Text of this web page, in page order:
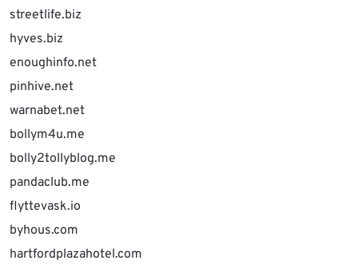
streetlife.biz
hyves.biz
enoughinfo.net
pinhive.net
warnabet.net
bollym4u.me
bolly2tollyblog.me
pandaclub.me
flyttevask.io
byhous.com
hartfordplazahotel.com